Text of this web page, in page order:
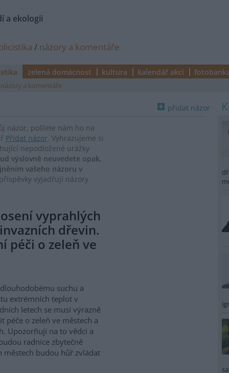
a ekologii
/ názory a komentáře
zelená domácnost kultura kalendář akcí
názory a komentáře
přidat názor
názor, pošlete nám ho na
Přidat názor. Vyhrazujeme si
nepodložené urážky
výslovně neuvedete opak,
vašeho názoru v
vyjadřují názory
vyprahlých
dřevin.
péči o zeleň ve
suchu a
extrémních teplot v
letech se musí výrazně
péče o zeleň ve městech a
Upozorňují na to vědci a
radnice zbytečně
městech budou hůř zvládat